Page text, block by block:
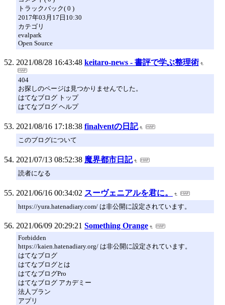
トラックバック( 0 )
2017年03月17日10:30
カテゴリ
evalpark
Open Source
2021/08/28 16:43:48 keitaro-news - 書評で学ぶ整理術
404
お探しのページは見つかりませんでした。
はてなブログ トップ
はてなブログ ヘルプ
2021/08/16 17:18:38 finalventの日記
このブログについて
2021/07/13 08:52:38 魔界都市日記
読者になる
2021/06/16 00:34:02 スーヴェニアルを君に。
https://yura.hatenadiary.com/ は非公開に設定されています。
2021/06/09 20:29:21 Something Orange
Forbidden
https://kaien.hatenadiary.org/ は非公開に設定されています。
はてなブログ
はてなブログとは
はてなブログPro
はてなブログ アカデミー
法人プラン
アプリ